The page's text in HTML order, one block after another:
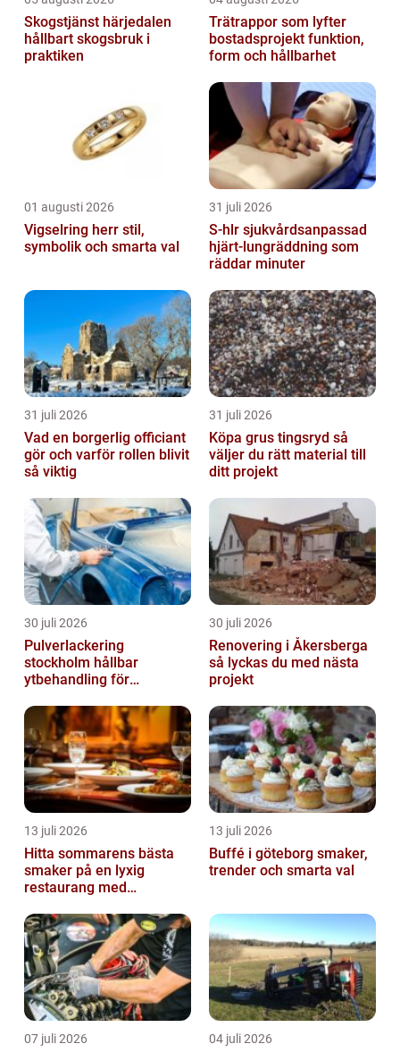
Skogstjänst härjedalen
hållbart skogsbruk i
praktiken
Trätrappor som lyfter
bostadsprojekt funktion,
form och hållbarhet
01 augusti 2026
Vigselring herr stil,
symbolik och smarta val
31 juli 2026
S-hlr sjukvårdsanpassad
hjärt-lungräddning som
räddar minuter
31 juli 2026
Vad en borgerlig officiant
gör och varför rollen blivit
så viktig
31 juli 2026
Köpa grus tingsryd så
väljer du rätt material till
ditt projekt
30 juli 2026
Pulverlackering
stockholm hållbar
ytbehandling för
30 juli 2026
Renovering i Åkersberga
så lyckas du med nästa
projekt
13 juli 2026
Hitta sommarens bästa
smaker på en lyxig
restaurang med
Östermalm
13 juli 2026
Buffé i göteborg smaker,
trender och smarta val
07 juli 2026 04 juli 2026